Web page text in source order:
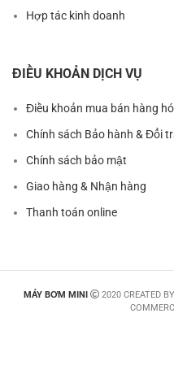
Hợp tác kinh doanh
ĐIỀU KHOẢN DỊCH VỤ
Điều khoản mua bán hàng
Chính sách Bảo hành & Đổi
Chính sách bảo mật
Giao hàng & Nhận hàng
Thanh toán online
MÁY BƠM MINI 2020 CREATED BY